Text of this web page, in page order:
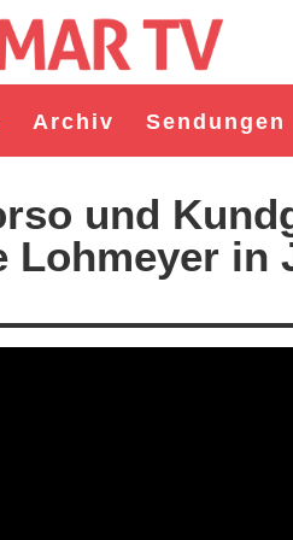
Archiv Sendungen
und
Lohmeyer in